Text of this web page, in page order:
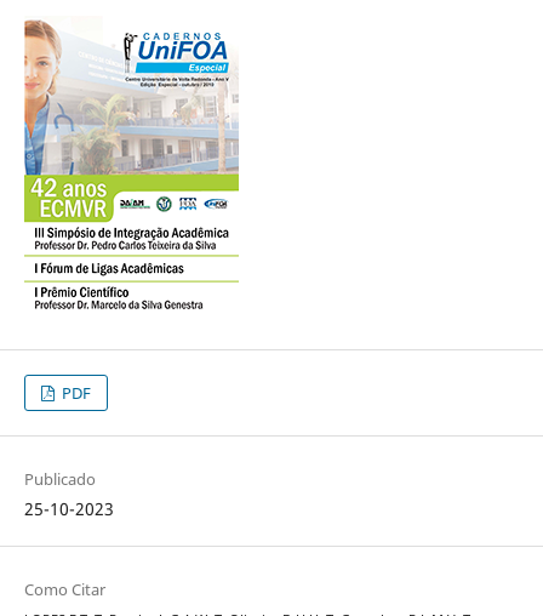
PDF
Publicado
25-10-2023
Como Citar